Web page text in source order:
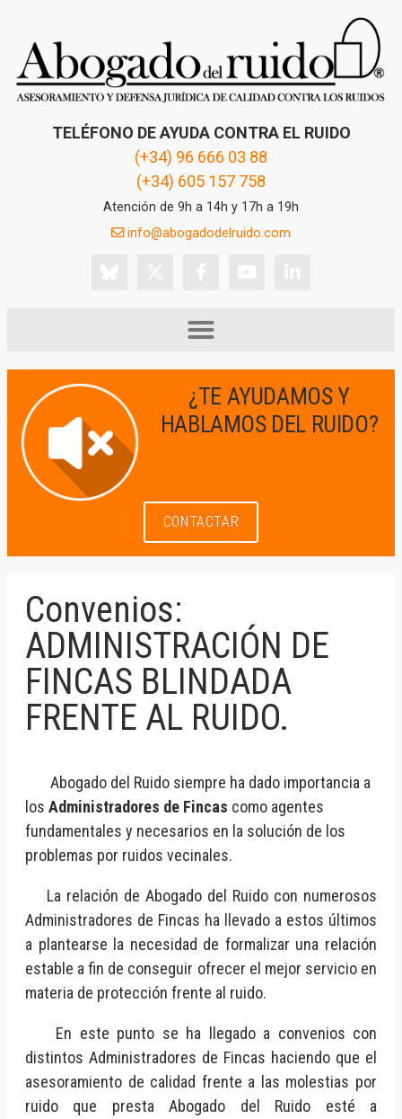
TELÉFONO DE AYUDA CONTRA EL RUIDO
(+34) 96 666 03 88
(+34) 605 157 758
Atención de 9h a 14h y 17h a 19h
info@abogadodelruido.com
¿TE AYUDAMOS Y
HABLAMOS DEL RUIDO?
CONTACTAR
Convenios:
ADMINISTRACIÓN DE
FINCAS BLINDADA
FRENTE AL RUIDO.
Abogado del Ruido siempre ha dado importancia a
los Administradores de Fincas como agentes
fundamentales y necesarios en la solución de los
problemas por ruidos vecinales.
La relación de Abogado del Ruido con numerosos
Administradores de Fincas ha llevado a estos últimos
a plantearse la necesidad de formalizar una relación
estable a fin de conseguir ofrecer el mejor servicio en
materia de protección frente al ruido.
En este punto se ha llegado a convenios con
distintos Administradores de Fincas haciendo que el
asesoramiento de calidad frente a las molestias por
ruido que presta Abogado del Ruido esté a